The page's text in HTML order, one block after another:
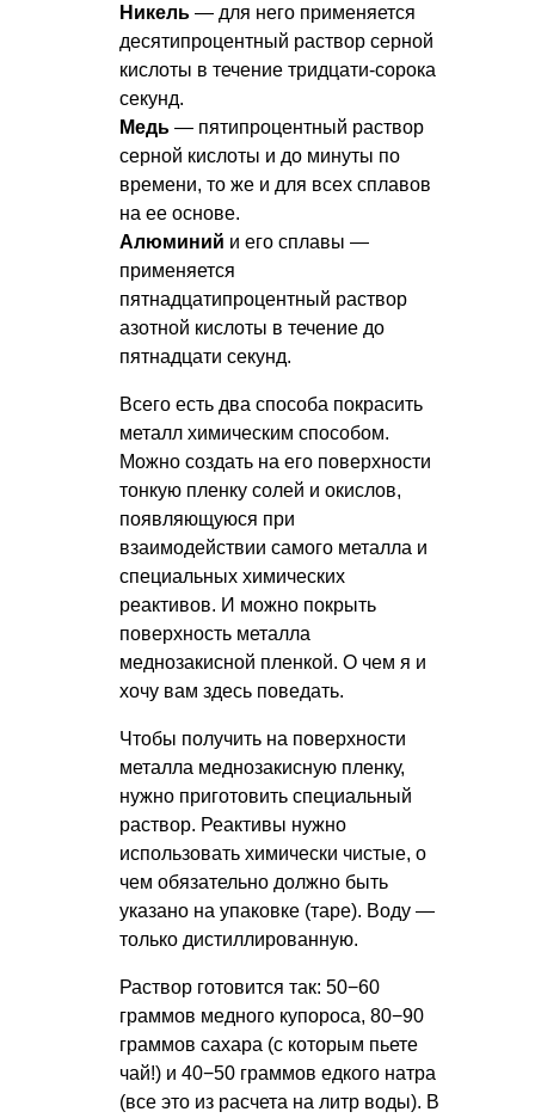
Никель — для него применяется
десятипроцентный раствор серной
кислоты в течение тридцати-сорока
секунд.
Медь — пятипроцентный раствор
серной кислоты и до минуты по
времени, то же и для всех сплавов
на ее основе.
Алюминий и его сплавы —
применяется
пятнадцатипроцентный раствор
азотной кислоты в течение до
пятнадцати секунд.
Всего есть два способа покрасить
металл химическим способом.
Можно создать на его поверхности
тонкую пленку солей и окислов,
появляющуюся при
взаимодействии самого металла и
специальных химических
реактивов. И можно покрыть
поверхность металла
меднозакисной пленкой. О чем я и
хочу вам здесь поведать.
Чтобы получить на поверхности
металла меднозакисную пленку,
нужно приготовить специальный
раствор. Реактивы нужно
использовать химически чистые, о
чем обязательно должно быть
указано на упаковке (таре). Воду —
только дистиллированную.
Раствор готовится так: 50−60
граммов медного купороса, 80−90
граммов сахара (с которым пьете
чай!) и 40−50 граммов едкого натра
(все это из расчета на литр воды). В